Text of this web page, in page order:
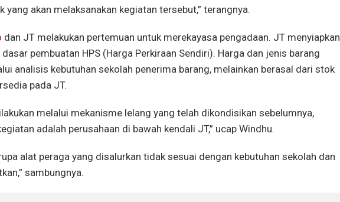
yang akan melaksanakan kegiatan tersebut,” terangnya.
dan JT melakukan pertemuan untuk merekayasa pengadaan. JT menyiapkan
pembuatan HPS (Harga Perkiraan Sendiri). Harga dan jenis barang
analisis kebutuhan sekolah penerima barang, melainkan berasal dari stok
pada JT.
melalui mekanisme lelang yang telah dikondisikan sebelumnya,
adalah perusahaan di bawah kendali JT,” ucap Windhu.
alat peraga yang disalurkan tidak sesuai dengan kebutuhan sekolah dan
sambungnya.